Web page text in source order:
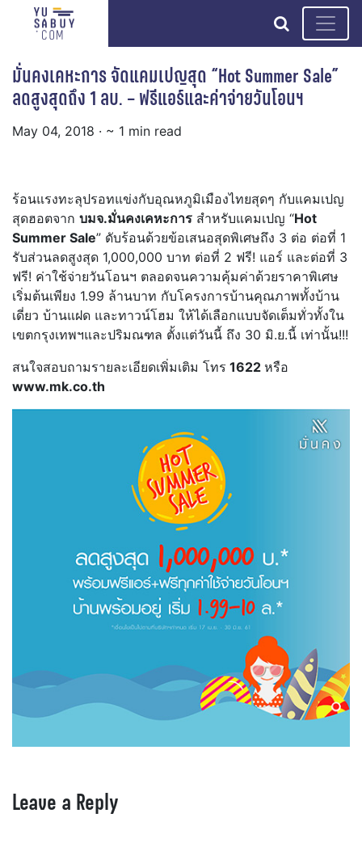
search
มั่นคงเคหะการ จัดแคมเปญสุด “Hot Summer Sale”
ลดสูงสุดถึง 1 ลบ. – ฟรีแอร์และค่าจ่ายวันโอนฯ
May 04, 2018 · ~ 1 min read
ร้อนแรงทะลุปรอทแข่งกับอุณหภูมิเมืองไทยสุดๆ กับแคมเปญ
สุดฮอตจาก บมจ.มั่นคงเคหะการ สำหรับแคมเปญ “Hot
Summer Sale” ดับร้อนด้วยข้อเสนอสุดพิเศษถึง 3 ต่อ ต่อที่ 1
รับส่วนลดสูงสุด 1,000,000 บาท ต่อที่ 2 ฟรี! แอร์ และต่อที่ 3
ฟรี! ค่าใช้จ่ายวันโอนฯ ตลอดจนความคุ้มค่าด้วยราคาพิเศษ
เริ่มต้นเพียง 1.99 ล้านบาท กับโครงการบ้านคุณภาพทั้งบ้าน
เดี่ยว บ้านแฝด และทาวน์โฮม ให้ได้เลือกแบบจัดเต็มทั่วทั้งใน
เขตกรุงเทพฯและปริมณฑล ตั้งแต่วันนี้ ถึง 30 มิ.ย.นี้ เท่านั้น!!!
สนใจสอบถามรายละเอียดเพิ่มเติม โทร 1622 หรือ
www.mk.co.th
Leave a Reply